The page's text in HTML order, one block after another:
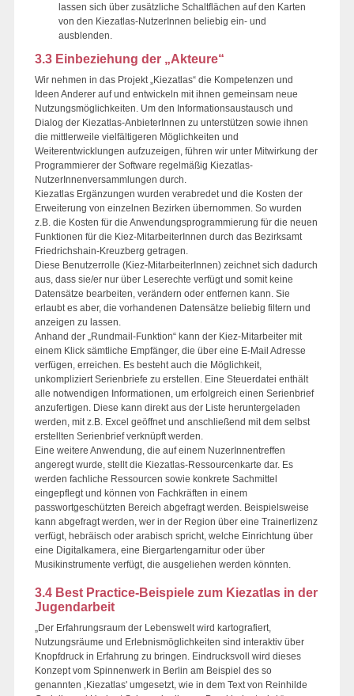
lassen sich über zusätzliche Schaltflächen auf den Karten
von den Kiezatlas-NutzerInnen beliebig ein- und
ausblenden.
3.3 Einbeziehung der „Akteure“
Wir nehmen in das Projekt „Kiezatlas“ die Kompetenzen und
Ideen Anderer auf und entwickeln mit ihnen gemeinsam neue
Nutzungsmöglichkeiten. Um den Informationsaustausch und
Dialog der Kiezatlas-AnbieterInnen zu unterstützen sowie ihnen
die mittlerweile vielfältigeren Möglichkeiten und
Weiterentwicklungen aufzuzeigen, führen wir unter Mitwirkung der
Programmierer der Software regelmäßig Kiezatlas-
NutzerInnenversammlungen durch.
Kiezatlas Ergänzungen wurden verabredet und die Kosten der
Erweiterung von einzelnen Bezirken übernommen. So wurden
z.B. die Kosten für die Anwendungsprogrammierung für die neuen
Funktionen für die Kiez-MitarbeiterInnen durch das Bezirksamt
Friedrichshain-Kreuzberg getragen.
Diese Benutzerrolle (Kiez-MitarbeiterInnen) zeichnet sich dadurch
aus, dass sie/er nur über Leserechte verfügt und somit keine
Datensätze bearbeiten, verändern oder entfernen kann. Sie
erlaubt es aber, die vorhandenen Datensätze beliebig filtern und
anzeigen zu lassen.
Anhand der „Rundmail-Funktion“ kann der Kiez-Mitarbeiter mit
einem Klick sämtliche Empfänger, die über eine E-Mail Adresse
verfügen, erreichen. Es besteht auch die Möglichkeit,
unkompliziert Serienbriefe zu erstellen. Eine Steuerdatei enthält
alle notwendigen Informationen, um erfolgreich einen Serienbrief
anzufertigen. Diese kann direkt aus der Liste heruntergeladen
werden, mit z.B. Excel geöffnet und anschließend mit dem selbst
erstellten Serienbrief verknüpft werden.
Eine weitere Anwendung, die auf einem NuzerInnentreffen
angeregt wurde, stellt die Kiezatlas-Ressourcenkarte dar. Es
werden fachliche Ressourcen sowie konkrete Sachmittel
eingepflegt und können von Fachkräften in einem
passwortgeschützten Bereich abgefragt werden. Beispielsweise
kann abgefragt werden, wer in der Region über eine Trainerlizenz
verfügt, hebräisch oder arabisch spricht, welche Einrichtung über
eine Digitalkamera, eine Biergartengarnitur oder über
Musikinstrumente verfügt, die ausgeliehen werden könnten.
3.4 Best Practice-Beispiele zum Kiezatlas in der
Jugendarbeit
„Der Erfahrungsraum der Lebenswelt wird kartografiert,
Nutzungsräume und Erlebnismöglichkeiten sind interaktiv über
Knopfdruck in Erfahrung zu bringen. Eindrucksvoll wird dieses
Konzept vom Spinnenwerk in Berlin am Beispiel des so
genannten ‚Kiezatlas' umgesetzt, wie in dem Text von Reinhilde